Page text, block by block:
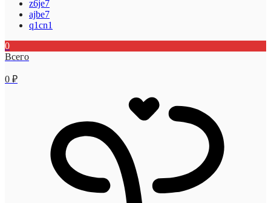
z6je7
ajbe7
q1cn1
0
Всего
0 ₽